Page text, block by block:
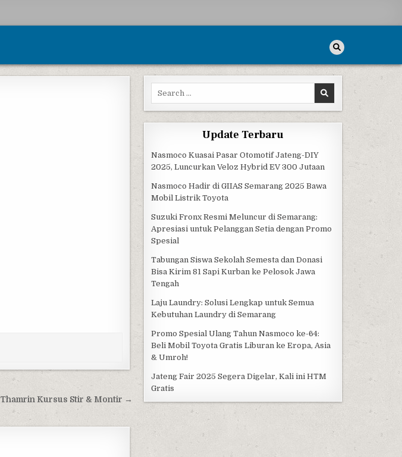
Thamrin Kursus Stir & Montir →
Search for:
Update Terbaru
Nasmoco Kuasai Pasar Otomotif Jateng-DIY
2025, Luncurkan Veloz Hybrid EV 300 Jutaan
Nasmoco Hadir di GIIAS Semarang 2025 Bawa
Mobil Listrik Toyota
Suzuki Fronx Resmi Meluncur di Semarang:
Apresiasi untuk Pelanggan Setia dengan Promo
Spesial
Tabungan Siswa Sekolah Semesta dan Donasi
Bisa Kirim 81 Sapi Kurban ke Pelosok Jawa
Tengah
Laju Laundry: Solusi Lengkap untuk Semua
Kebutuhan Laundry di Semarang
Promo Spesial Ulang Tahun Nasmoco ke-64:
Beli Mobil Toyota Gratis Liburan ke Eropa, Asia
& Umroh!
Jateng Fair 2025 Segera Digelar, Kali ini HTM
Gratis